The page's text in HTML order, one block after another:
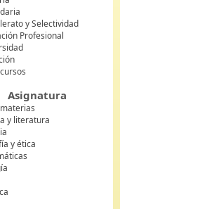
y Selectividad
Profesional
Asignatura
y literatura
y ética